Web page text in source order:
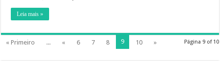
Leia mais »
Página 9 of 10
« Primeiro ... « 6 7 8 9 10 »